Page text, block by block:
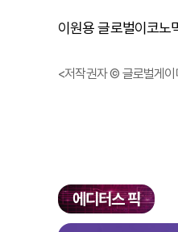
이원용 글로벌이코
<저작권자 © 글로벌게
에디터스 픽